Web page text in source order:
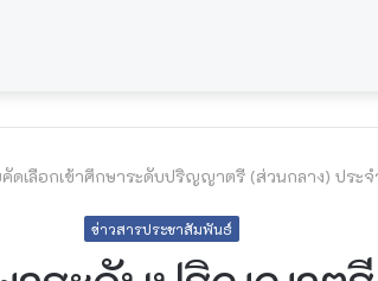
ดเลือกเข้าศึกษาระดับปริญญาตรี (ส่วนกลาง) ปร
ข่าวสารประชาสัมพันธ์